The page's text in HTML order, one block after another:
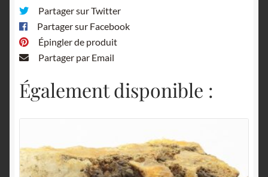
Partager sur Twitter
Partager sur Facebook
Épingler de produit
Partager par Email
Également disponible :